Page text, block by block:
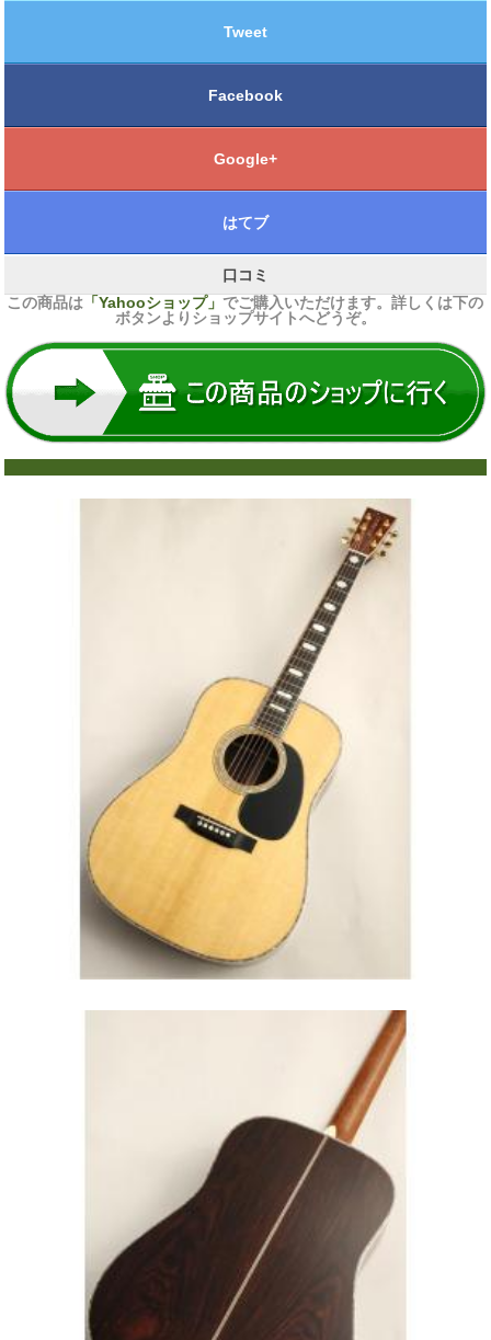
Tweet
Facebook
Google+
はてブ
口コミ
この商品は 「Yahooショップ」でご購入いただけます。詳しくは下の
ボタンよりショップサイトへどうぞ。